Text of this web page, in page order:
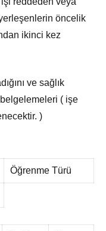
öncelik
ikinci kez
ve sağlık
( işe
)
Öğrenme Türü